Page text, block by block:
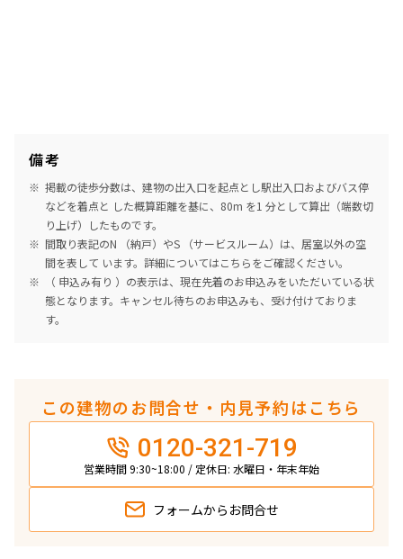
備考
掲載の徒歩分数は、建物の出入口を起点とし駅出入口およびバス停
などを着点と した概算距離を基に、80m を1 分として算出（端数切
り上げ）したものです。
間取り表記のN （納戸）やS （サービスルーム）は、居室以外の空
間を表して います。詳細についてはこちらをご確認ください。
（ 申込み有り ）の表示は、現在先着のお申込みをいただいている状
態となります。キャンセル待ちのお申込みも、受け付けておりま
す。
この建物のお問合せ・内見予約はこちら
0120-321-719
営業時間 9:30~18:00 / 定休日: 水曜日・年末年始
フォームから お問合せ